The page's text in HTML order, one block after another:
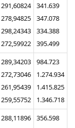
291,60824
278,94825
298,24343
272,59922
341.639
347.078
334.388
395.499
289,34203
272,73046
261,95439
259,55752
984.723
1.274.934
1.415.825
1.346.718
288,11896
356.598